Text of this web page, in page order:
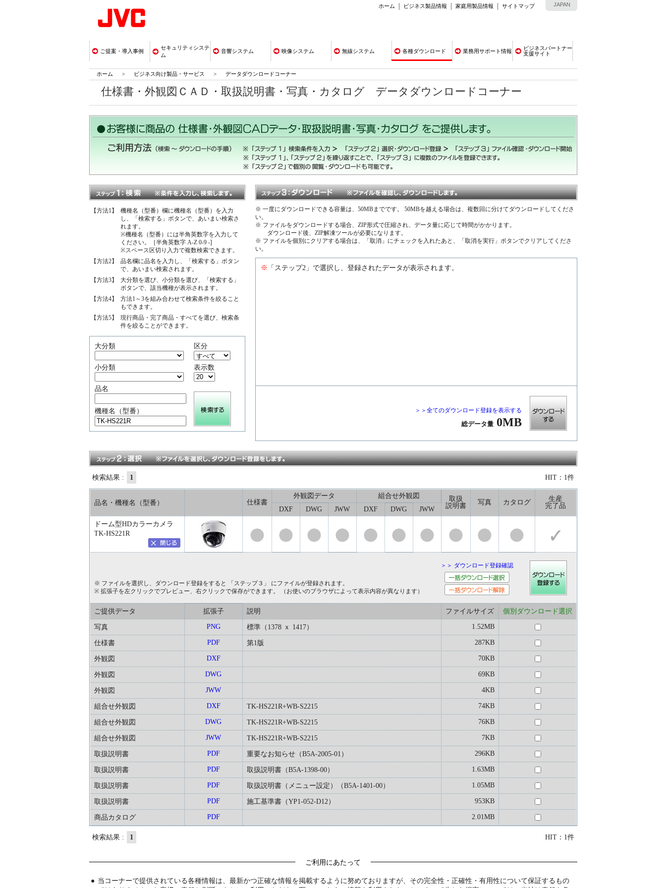
JAPAN
ホーム ビジネス製品情報 家庭用製品情報 サイトマップ
ご提案・導入事例
セキュリティシステ
ム
音響システム 映像システム 無線システム 各種ダウンロード 業務用サポート情報
ビジネスパートナー
支援サイト
ホーム > ビジネス向け製品・サービス > データダウンロードコーナー
仕様書・外観図ＣＡＤ・取扱説明書・写真・カタログ データダウンロードコーナー
【方法1】
機種名（型番）欄に機種名（型番）を入力
し、「検索する」ボタンで、あいまい検索さ
れます。
※機種名（型番）には半角英数字を入力して
ください。［半角英数字 A-Z 0-9 -]
※スペース区切り入力で複数検索できます。
【方法2】
品名欄に品名を入力し、「検索する」ボタン
で、あいまい検索されます。
【方法3】
大分類を選び、小分類を選び、「検索する」
ボタンで、該当機種が表示されます。
【方法4】
方法1～3を組み合わせて検索条件を絞ること
もできます。
【方法5】
現行商品・完了商品・すべてを選び、検索条
件を絞ることができます。
大分類 区分
小分類 表示数
品名
機種名（型番）
※ 一度にダウンロードできる容量は、50MBまでです。 50MBを越える場合は、複数回に分けてダウンロードしてくださ
い。
※ ファイルをダウンロードする場合、ZIP形式で圧縮され、データ量に応じて時間がかかります。
ダウンロード後、ZIP解凍ツールが必要になります。
※ ファイルを個別にクリアする場合は、「取消」にチェックを入れたあと、「取消を実行」ボタンでクリアしてくださ
い。
※ 「ステップ2」で選択し、登録されたデータが表示されます。
＞＞全てのダウンロード登録を表示する
総データ量 0MB
検索結果 : 1 HIT：1件
品名・機種名（型番） 仕様書
外観図データ 組合せ外観図
取扱
説明書
写真 カタログ
生産
完了品
DXF DWG JWW DXF DWG
JWW
ドーム型HDカラーカメラ
TK-HS221R
※ ファイルを選択し、ダウンロード登録をすると 「ステップ３」 にファイルが登録されます。
※ 拡張子を左クリックでプレビュー、右クリックで保存ができます。 （お使いのブラウザによって表示内容が異なります）
＞＞ ダウンロード登録確認
ご提供データ 拡張子 説明 ファイルサイズ 個別ダウンロード選択
写真 PNG 標準（1378 ｘ 1417） 1.52MB
仕様書 PDF 第1版 287KB
外観図 DXF 70KB
外観図 DWG 69KB
外観図 JWW 4KB
組合せ外観図 DXF TK-HS221R+WB-S2215 74KB
組合せ外観図 DWG TK-HS221R+WB-S2215 76KB
組合せ外観図 JWW TK-HS221R+WB-S2215 7KB
取扱説明書 PDF 重要なお知らせ（B5A-2005-01） 296KB
取扱説明書 PDF 取扱説明書（B5A-1398-00） 1.63MB
取扱説明書 PDF 取扱説明書（メニュー設定）（B5A-1401-00） 1.05MB
取扱説明書 PDF 施工基準書（YP1-052-D12） 953KB
商品カタログ PDF 2.01MB
検索結果 : 1 HIT：1件
ご利用にあたって
● 当コーナーで提供されている各種情報は、最新かつ正確な情報を掲載するように努めておりますが、その完全性・正確性・有用性について保証するもの